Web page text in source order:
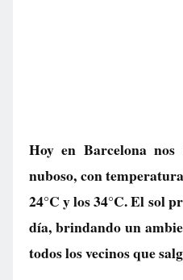
Hoy en Barcelona
nuboso, con
24°C y los 34°C. El sol
día, brindando un
todos los vecinos que